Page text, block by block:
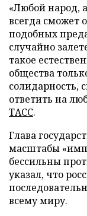
«Любой народ,
всегда сможет
подобных
случайно
такое
общества
солидарность,
ответить на
ТАСС.
Глава
масштабы
бессильны
указал, что
всему миру.